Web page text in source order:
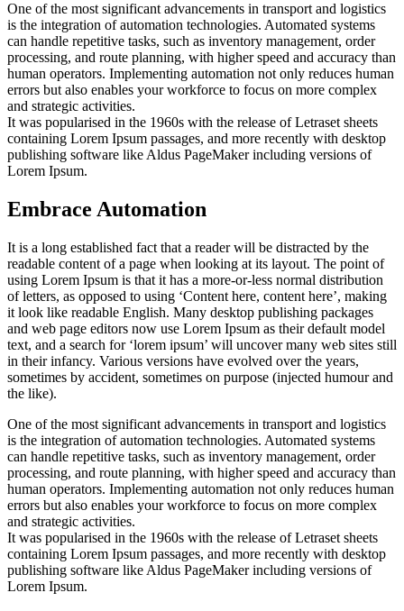
One of the most significant advancements in transport and logistics
is the integration of automation technologies. Automated systems
can handle repetitive tasks, such as inventory management, order
processing, and route planning, with higher speed and accuracy than
human operators. Implementing automation not only reduces human
errors but also enables your workforce to focus on more complex
and strategic activities.
It was popularised in the 1960s with the release of Letraset sheets
containing Lorem Ipsum passages, and more recently with desktop
publishing software like Aldus PageMaker including versions of
Lorem Ipsum.
Embrace Automation
It is a long established fact that a reader will be distracted by the
readable content of a page when looking at its layout. The point of
using Lorem Ipsum is that it has a more-or-less normal distribution
of letters, as opposed to using ‘Content here, content here’, making
it look like readable English. Many desktop publishing packages
and web page editors now use Lorem Ipsum as their default model
text, and a search for ‘lorem ipsum’ will uncover many web sites still
in their infancy. Various versions have evolved over the years,
sometimes by accident, sometimes on purpose (injected humour and
the like).
One of the most significant advancements in transport and logistics
is the integration of automation technologies. Automated systems
can handle repetitive tasks, such as inventory management, order
processing, and route planning, with higher speed and accuracy than
human operators. Implementing automation not only reduces human
errors but also enables your workforce to focus on more complex
and strategic activities.
It was popularised in the 1960s with the release of Letraset sheets
containing Lorem Ipsum passages, and more recently with desktop
publishing software like Aldus PageMaker including versions of
Lorem Ipsum.